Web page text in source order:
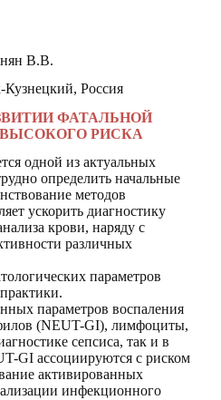
В.В.
Кузнецкий, Россия
ФАТАЛЬНОЙ
РИСКА
одной из актуальных
определить начальные
методов
ускорить диагностику
крови, наряду с
различных
параметров
параметров воспаления
(NEUT-GI), лимфоциты,
сепсиса, так и в
GI ассоциируются с риском
активированных
инфекционного